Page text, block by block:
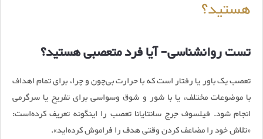
هستید؟
تست روانشناسی- آیا فرد متعصبی هستید؟
تعصب یک باور یا رفتار است که با حرارت بی‌چون و چرا، برای تمام اهداف
با موضوعات مختلف، یا با شور و شوق وسواسی برای تفریح یا سرگرمی
انجام شود. فیلسوف جرج سانتایانا تعصب را اینگونه تعریف کرده‌است:
«تلاش خود را مضاعف کردن وقتی هدف را فراموش کرده‌اید».